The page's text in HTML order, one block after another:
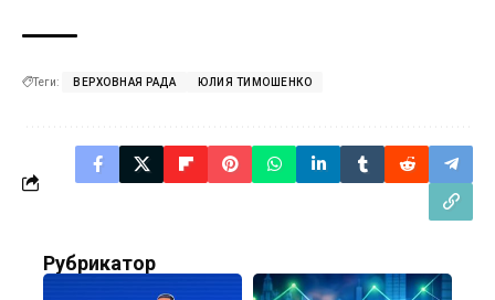
Теги: ВЕРХОВНАЯ РАДА ЮЛИЯ ТИМОШЕНКО
Рубрикатор